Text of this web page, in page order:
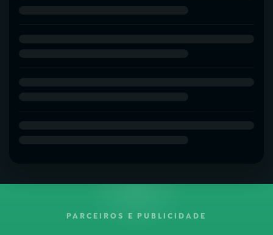
PARCEIROS E PUBLICIDADE